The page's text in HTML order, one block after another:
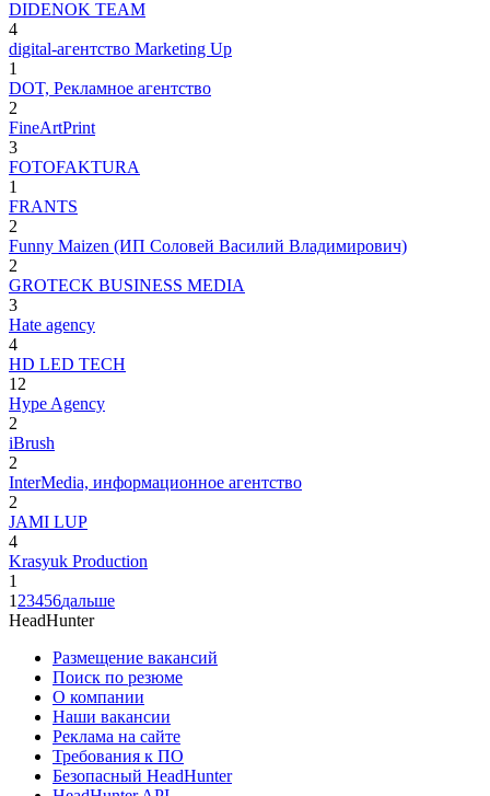
DIDENOK TEAM
4
digital-агентство Marketing Up
1
DOT, Рекламное агентство
2
FineArtPrint
3
FOTOFAKTURA
1
FRANTS
2
Funny Maizen (ИП Соловей Василий Владимирович)
2
GROTECK BUSINESS MEDIA
3
Hate agency
4
HD LED TECH
12
Hype Agency
2
iBrush
2
InterMedia, информационное агентство
2
JAMI LUP
4
Krasyuk Production
1
1 23456дальше
HeadHunter
Размещение вакансий
Поиск по резюме
О компании
Наши вакансии
Реклама на сайте
Требования к ПО
Безопасный HeadHunter